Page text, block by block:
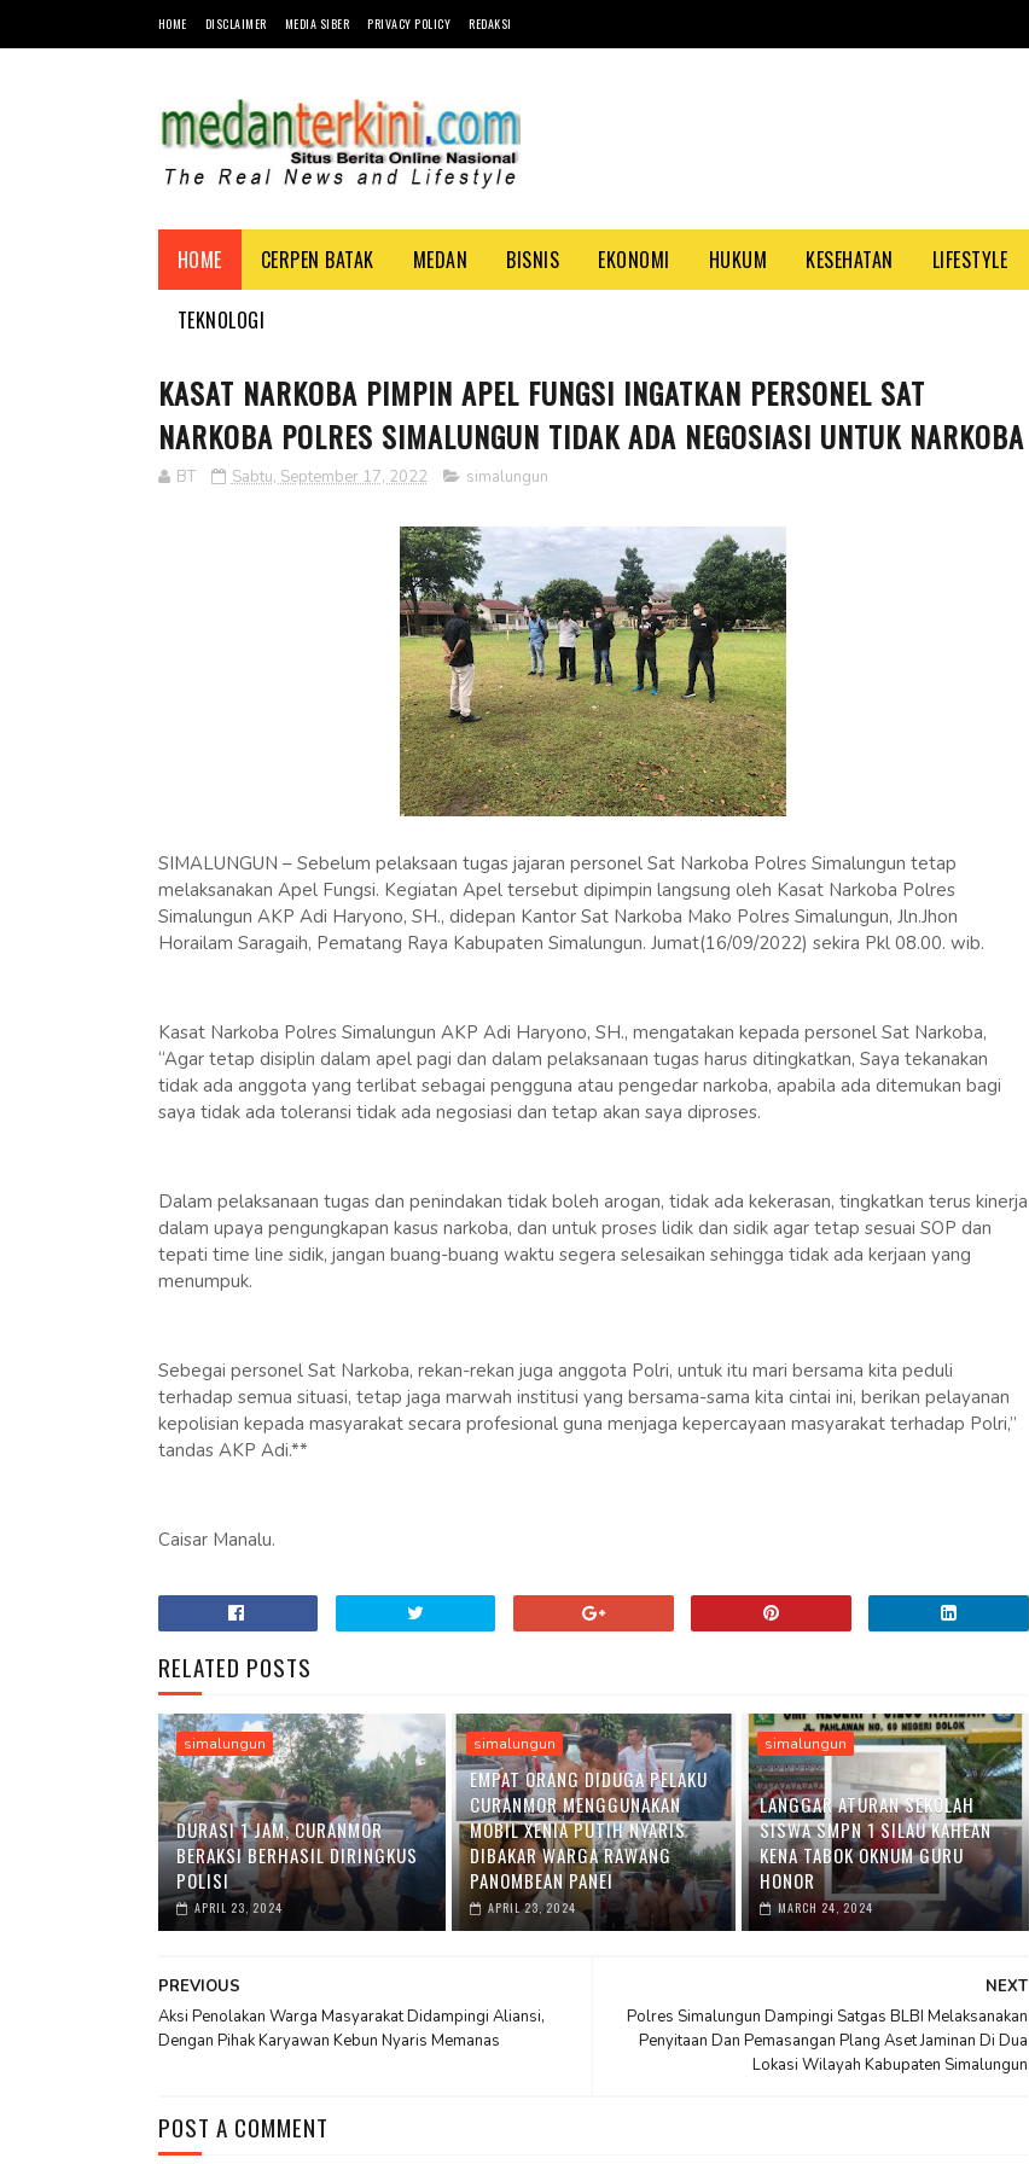
HOME DISCLAIMER MEDIA SIBER PRIVACY POLICY REDAKSI
HOME CERPEN BATAK MEDAN BISNIS EKONOMI HUKUM KESEHATAN LIFESTYLE
TEKNOLOGI
KASAT NARKOBA PIMPIN APEL FUNGSI INGATKAN PERSONEL SAT
NARKOBA POLRES SIMALUNGUN TIDAK ADA NEGOSIASI UNTUK NARKOBA
BT Sabtu, September 17, 2022 simalungun
SIMALUNGUN – Sebelum pelaksaan tugas jajaran personel Sat Narkoba Polres Simalungun tetap
melaksanakan Apel Fungsi. Kegiatan Apel tersebut dipimpin langsung oleh Kasat Narkoba Polres
Simalungun AKP Adi Haryono, SH., didepan Kantor Sat Narkoba Mako Polres Simalungun, Jln.Jhon
Horailam Saragaih, Pematang Raya Kabupaten Simalungun. Jumat(16/09/2022) sekira Pkl 08.00. wib.
Kasat Narkoba Polres Simalungun AKP Adi Haryono, SH., mengatakan kepada personel Sat Narkoba,
“Agar tetap disiplin dalam apel pagi dan dalam pelaksanaan tugas harus ditingkatkan, Saya tekanakan
tidak ada anggota yang terlibat sebagai pengguna atau pengedar narkoba, apabila ada ditemukan bagi
saya tidak ada toleransi tidak ada negosiasi dan tetap akan saya diproses.
Dalam pelaksanaan tugas dan penindakan tidak boleh arogan, tidak ada kekerasan, tingkatkan terus kinerja
dalam upaya pengungkapan kasus narkoba, dan untuk proses lidik dan sidik agar tetap sesuai SOP dan
tepati time line sidik, jangan buang-buang waktu segera selesaikan sehingga tidak ada kerjaan yang
menumpuk.
Sebegai personel Sat Narkoba, rekan-rekan juga anggota Polri, untuk itu mari bersama kita peduli
terhadap semua situasi, tetap jaga marwah institusi yang bersama-sama kita cintai ini, berikan pelayanan
kepolisian kepada masyarakat secara profesional guna menjaga kepercayaan masyarakat terhadap Polri,”
tandas AKP Adi.**
Caisar Manalu.
RELATED POSTS
simalungun
DURASI 1 JAM, CURANMOR
BERAKSI BERHASIL DIRINGKUS
POLISI
APRIL 23, 2024
simalungun
EMPAT ORANG DIDUGA PELAKU
CURANMOR MENGGUNAKAN
MOBIL XENIA PUTIH NYARIS
DIBAKAR WARGA RAWANG
PANOMBEAN PANEI
APRIL 23, 2024
simalungun
LANGGAR ATURAN SEKOLAH
SISWA SMPN 1 SILAU KAHEAN
KENA TABOK OKNUM GURU
HONOR
MARCH 24, 2024
NEXT
Polres Simalungun Dampingi Satgas BLBI Melaksanakan
Penyitaan Dan Pemasangan Plang Aset Jaminan Di Dua
Lokasi Wilayah Kabupaten Simalungun
PREVIOUS
Aksi Penolakan Warga Masyarakat Didampingi Aliansi,
Dengan Pihak Karyawan Kebun Nyaris Memanas
POST A COMMENT